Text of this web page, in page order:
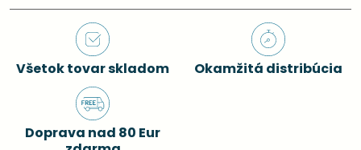
Všetok tovar skladom Okamžitá distribúcia
Doprava nad 80 Eur